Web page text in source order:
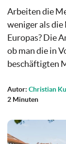
Arbeiten die
weniger als die
Europas? Die
ob man die in
beschäftigten
Autor: Christian
2 Minuten